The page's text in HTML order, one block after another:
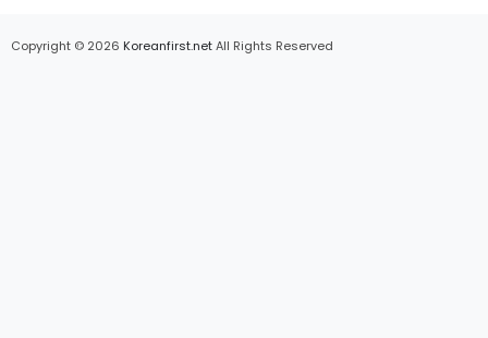
Copyright © 2026 Koreanfirst.netAll Rights Reserved